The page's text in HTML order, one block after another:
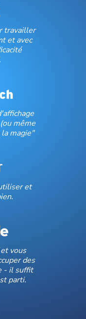
travailler
et avec
même
magie"
et
vous
des
- il suffit
parti.